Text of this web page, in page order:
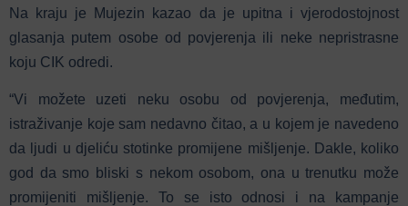
Na kraju je Mujezin kazao da je upitna i vjerodostojnost
glasanja putem osobe od povjerenja ili neke nepristrasne
koju CIK odredi.
“Vi možete uzeti neku osobu od povjerenja, međutim,
istraživanje koje sam nedavno čitao, a u kojem je navedeno
da ljudi u djeliću stotinke promijene mišljenje. Dakle, koliko
god da smo bliski s nekom osobom, ona u trenutku može
promijeniti mišljenje. To se isto odnosi i na kampanje